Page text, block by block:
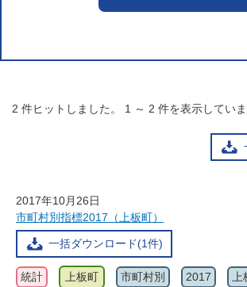
2 件ヒットしました。 1 ～ 2 件を表示していま
2017年10月26日
市町村別指標2017（上板町）
一括ダウンロード(1件)
統計 上板町 市町村別 2017